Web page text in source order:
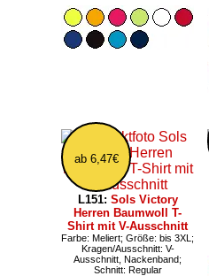
ab 6,47€
L151: Sols Victory
Herren Baumwoll T-
Shirt mit V-Ausschnitt
Farbe: Meliert; Größe: bis 3XL;
Kragen/Ausschnitt: V-
Ausschnitt, Nackenband;
Schnitt: Regular